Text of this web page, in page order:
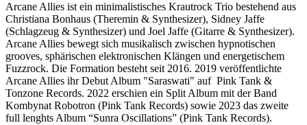
Arcane Allies ist ein minimalistisches Krautrock Trio bestehend aus
Christiana Bonhaus (Theremin & Synthesizer), Sidney Jaffe
(Schlagzeug & Synthesizer) und Joel Jaffe (Gitarre & Synthesizer).
Arcane Allies bewegt sich musikalisch zwischen hypnotischen
grooves, sphärischen elektronischen Klängen und energetischem
Fuzzrock. Die Formation besteht seit 2016. 2019 veröffentlichte
Arcane Allies ihr Debut Album "Saraswati" auf Pink Tank &
Tonzone Records. 2022 erschien ein Split Album mit der Band
Kombynat Robotron (Pink Tank Records) sowie 2023 das zweite
full lenghts Album “Sunra Oscillations” (Pink Tank Records).